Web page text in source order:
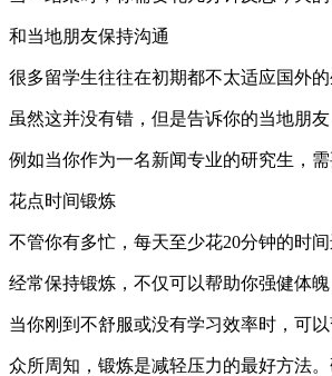
和当地朋友保持沟通
很多留学生往往在初期都不太适应国外
虽然这并没有错，但是告诉你的当地朋
例如当你作为一名新闻专业的研究生，
花点时间锻炼
不管你有多忙，每天至少花20分钟的时间
经常保持锻炼，不仅可以帮助你强健体
当你刚到不舒服或没有学习效率时，可
众所周知，锻炼是减轻压力的最好方法